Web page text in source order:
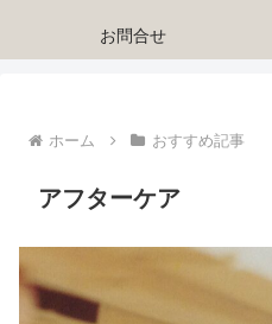
お問合せ
ホーム おすすめ記事
アフターケア